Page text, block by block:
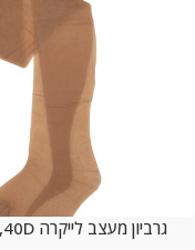
גרביון מעצב לייקרה 40D, דגם קיה, צבע מלון